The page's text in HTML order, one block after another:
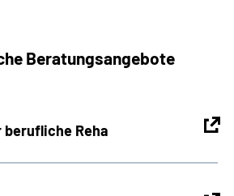
Beratungsangebote
Reha